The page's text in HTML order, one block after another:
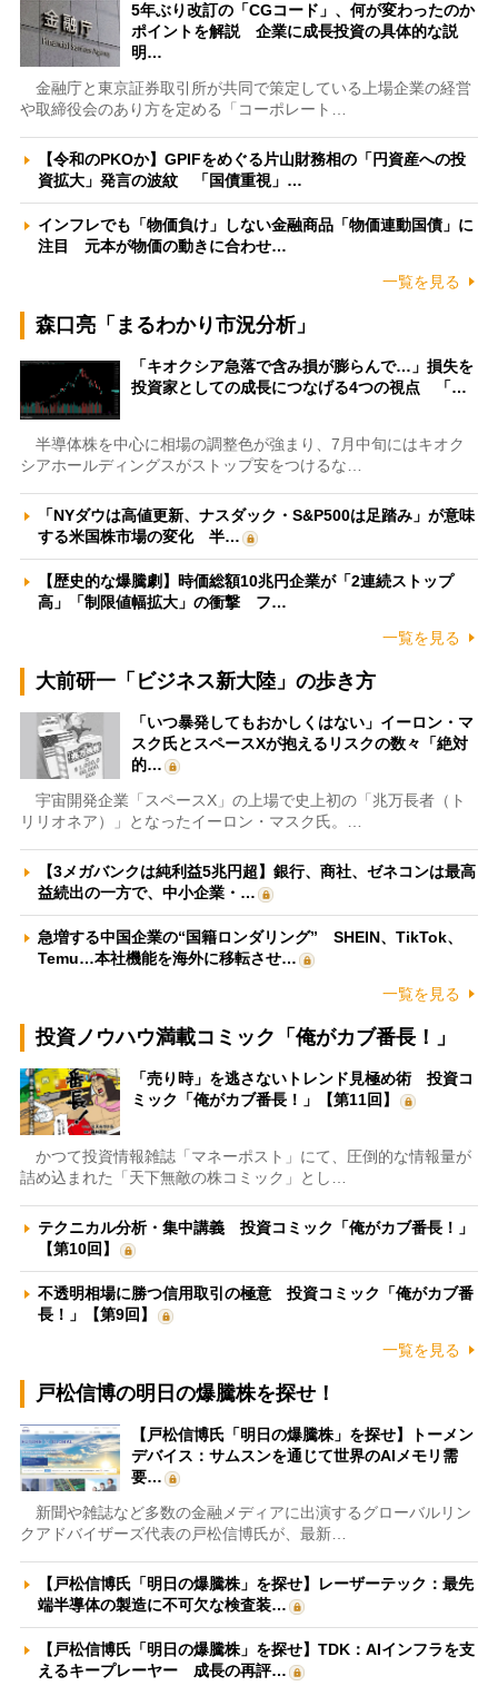
5年ぶり改訂の「CGコード」、何が変わったのか
ポイントを解説 企業に成長投資の具体的な説
明…
金融庁と東京証券取引所が共同で策定している上場企業の経営
や取締役会のあり方を定める「コーポレート…
【令和のPKOか】GPIFをめぐる片山財務相の「円資産への投
資拡大」発言の波紋 「国債重視」…
インフレでも「物価負け」しない金融商品「物価連動国債」に
注目 元本が物価の動きに合わせ…
一覧を見る
森口亮「まるわかり市況分析」
「キオクシア急落で含み損が膨らんで…」損失を
投資家としての成長につなげる4つの視点 「…
半導体株を中心に相場の調整色が強まり、7月中旬にはキオク
シアホールディングスがストップ安をつけるな…
「NYダウは高値更新、ナスダック・S&P500は足踏み」が意味
する米国株市場の変化 半…
【歴史的な爆騰劇】時価総額10兆円企業が「2連続ストップ
高」「制限値幅拡大」の衝撃 フ…
一覧を見る
大前研一「ビジネス新大陸」の歩き方
「いつ暴発してもおかしくはない」イーロン・マ
スク氏とスペースXが抱えるリスクの数々「絶対
的…
宇宙開発企業「スペースX」の上場で史上初の「兆万長者（ト
リリオネア）」となったイーロン・マスク氏。…
【3メガバンクは純利益5兆円超】銀行、商社、ゼネコンは最高
益続出の一方で、中小企業・…
急増する中国企業の“国籍ロンダリング” SHEIN、TikTok、
Temu…本社機能を海外に移転させ…
一覧を見る
投資ノウハウ満載コミック「俺がカブ番長！」
「売り時」を逃さないトレンド見極め術 投資コ
ミック「俺がカブ番長！」【第11回】
かつて投資情報雑誌「マネーポスト」にて、圧倒的な情報量が
詰め込まれた「天下無敵の株コミック」とし…
テクニカル分析・集中講義 投資コミック「俺がカブ番長！」
【第10回】
不透明相場に勝つ信用取引の極意 投資コミック「俺がカブ番
長！」【第9回】
一覧を見る
戸松信博の明日の爆騰株を探せ！
【戸松信博氏「明日の爆騰株」を探せ】トーメン
デバイス：サムスンを通じて世界のAIメモリ需
要…
新聞や雑誌など多数の金融メディアに出演するグローバルリン
クアドバイザーズ代表の戸松信博氏が、最新…
【戸松信博氏「明日の爆騰株」を探せ】レーザーテック：最先
端半導体の製造に不可欠な検査装…
【戸松信博氏「明日の爆騰株」を探せ】TDK：AIインフラを支
えるキープレーヤー 成長の再評…